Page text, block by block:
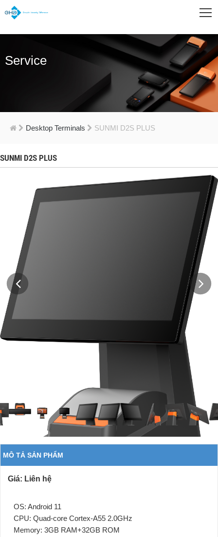
Service
Desktop Terminals SUNMI D2S PLUS
SUNMI D2S PLUS
MÔ TẢ SẢN PHẨM
Giá: Liên hệ
OS: Android 11
CPU: Quad-core Cortex-A55 2.0GHz
Memory: 3GB RAM+32GB ROM